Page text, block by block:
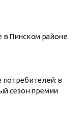
в Пинском районе
в
сезон премии